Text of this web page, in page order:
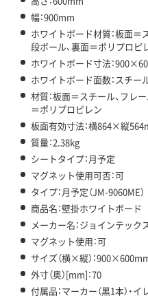
幅：900mm
ホワイトボード材質：板面＝
段ボール、裏面＝ポリプロピ
ホワイトボード寸法：
ホワイトボード面数：スチー
材質：板面＝スチール、フレ
＝ポリプロピレン
板面有効寸法：横864×縦
質量：2.38kg
シートタイプ：月予定
マグネット使用可否：可
タイプ：月予定（JM-9060ME）
商品名：壁掛ホワイトボー
メーカー名：ジョインテック
マグネット使用：可
サイズ（横×縦）：
外寸（奥）[mm]：70
付属品：マーカー（黒1本）・